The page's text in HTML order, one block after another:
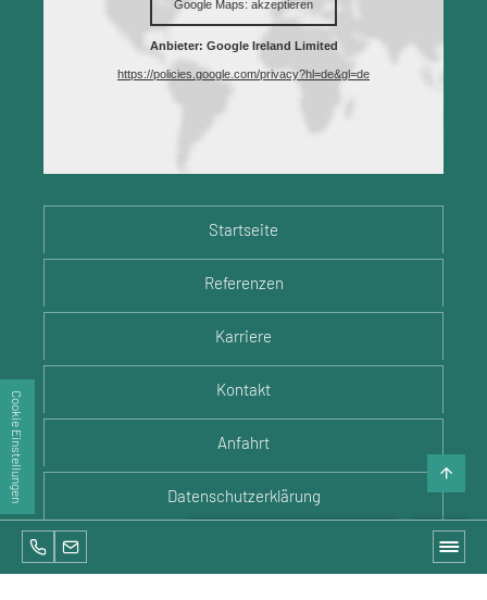
Startseite
Referenzen
Karriere
Kontakt
Anfahrt
Datenschutzerklärung
+43 3512 44159
Cookie Einstellungen